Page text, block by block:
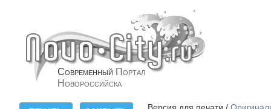
Современный Портал
Новороссийска